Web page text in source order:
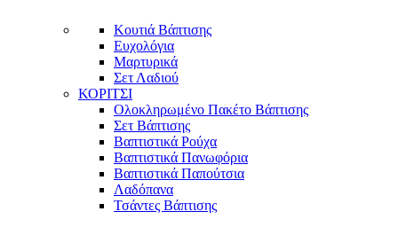
Κουτιά Βάπτισης
Ευχολόγια
Μαρτυρικά
Σετ Λαδιού
ΚΟΡΙΤΣΙ
Ολοκληρωμένο Πακέτο Βάπτισης
Σετ Βάπτισης
Βαπτιστικά Ρούχα
Βαπτιστικά Πανωφόρια
Βαπτιστικά Παπούτσια
Λαδόπανα
Τσάντες Βάπτισης